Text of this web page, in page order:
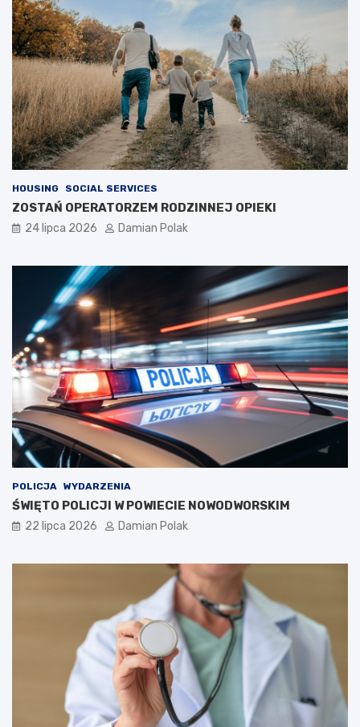
HOUSING SOCIAL SERVICES
ZOSTAŃ OPERATORZEM RODZINNEJ OPIEKI
24 lipca 2026 Damian Polak
POLICJA WYDARZENIA
ŚWIĘTO POLICJI W POWIECIE NOWODWORSKIM
22 lipca 2026 Damian Polak